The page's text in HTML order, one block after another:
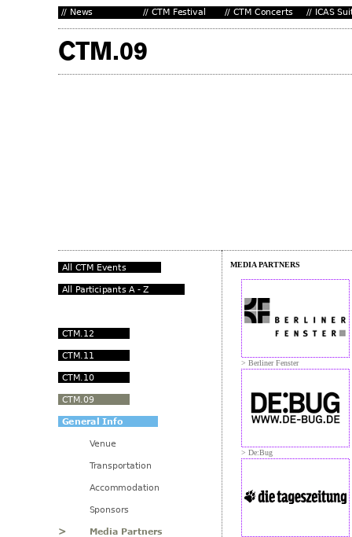
MEDIA PARTNERS
> Berliner Fenster
> De:Bug